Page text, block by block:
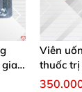
gian
Viên
thuốc trị
dài thời